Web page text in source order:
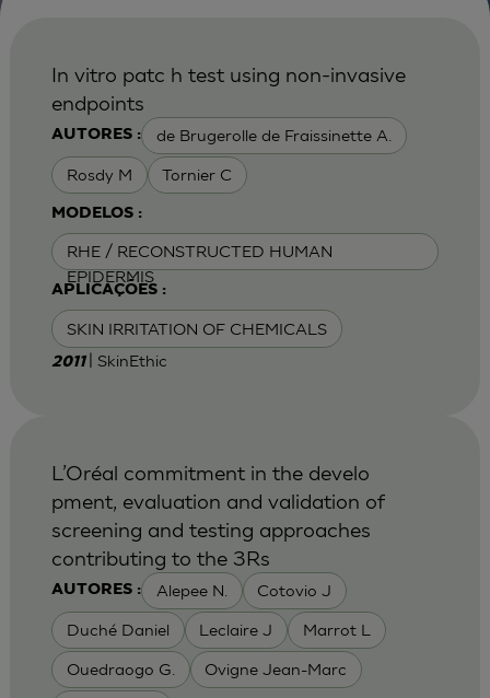
AUTORES : de Brugerolle de Fraissinette A.
Rosdy M Tornier C
MODELOS :
RHE / RECONSTRUCTED HUMAN
EPIDERMIS
APLICAÇÕES :
SKIN IRRITATION OF CHEMICALS
In vitro patc h test using non-invasive
endpoints
2011 | SkinEthic
AUTORES : Alepee N. Cotovio J
Duché Daniel Leclaire J Marrot L
Ouedraogo G. Ovigne Jean-Marc
L’Oréal commitment in the develo
pment, evaluation and validation of
screening and testing approaches
contributing to the 3Rs